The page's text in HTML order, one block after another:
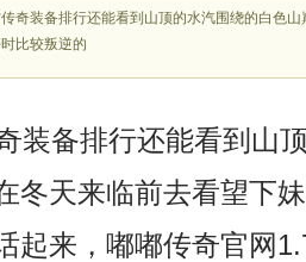
奇装备排行还能看到山顶的水汽围绕的白色
比较叛逆的
装备排行还能看到山
冬天来临前去看望下
起来，嘟嘟传奇官网